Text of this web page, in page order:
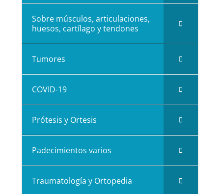
Sobre músculos, articulaciones,
huesos, cartílago y tendones
Tumores
COVID-19
Prótesis y Ortesis
Padecimientos varios
Traumatología y Ortopedia